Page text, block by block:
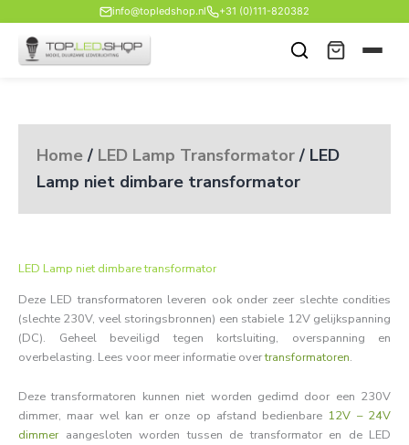
naar
inhoud
info@topledshop.nl +31 (0)111-820382
Home/ LED Lamp Transformator/ LED
Lamp niet dimbare transformator
LED Lamp niet dimbare transformator
Deze LED transformatoren leveren ook onder zeer slechte condities
(slechte 230V, veel storingsbronnen) een stabiele 12V gelijkspanning
(DC). Geheel beveiligd tegen kortsluiting, overspanning en
overbelasting. Lees voor meer informatie overtransformatoren.
Deze transformatoren kunnen niet worden gedimd door een 230V
dimmer, maar wel kan er onze op afstand bedienbare 12V – 24V
dimmeraangesloten worden tussen de transformator en de LED